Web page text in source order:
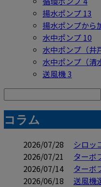
揚水ポンプ 13
揚水ポンプから
水中ポンプ 10
水中ポンプ（井
水中ポンプ（清
送風機3
コラム
2026/07/28
シロッ
2026/07/21
ターボ
2026/07/14
ターボ
2026/06/18
送風機